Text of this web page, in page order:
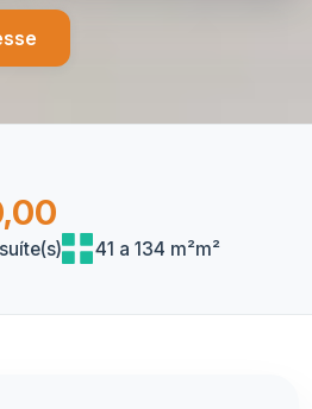
41 a 134 m²m²